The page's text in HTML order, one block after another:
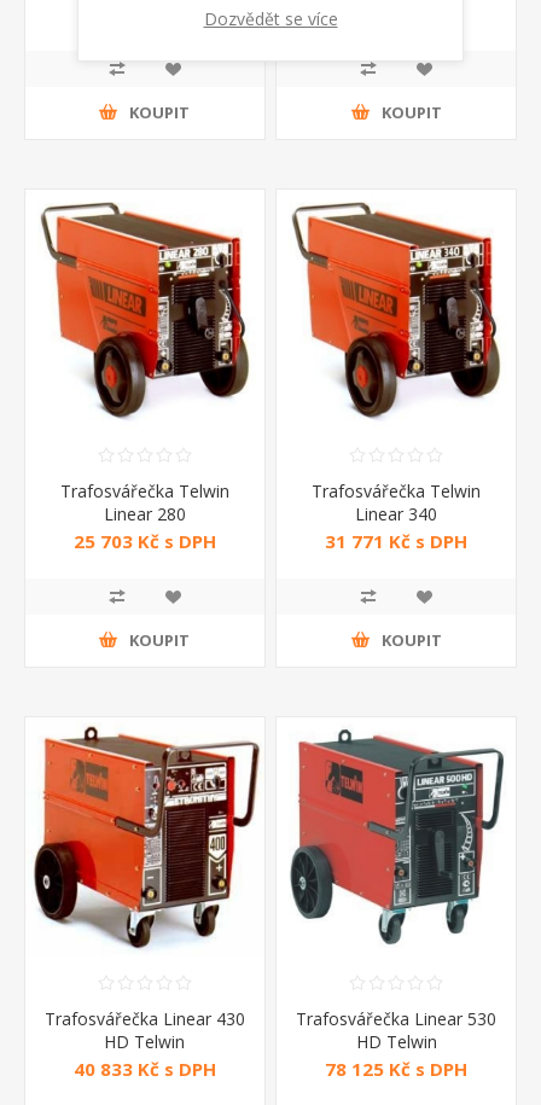
7 552 Kč s DPH
KOUPIT
8 255 Kč s DPH
KOUPIT
Trafosvářečka Telwin
Linear 280
25 703 Kč s DPH
KOUPIT
Trafosvářečka Telwin
Linear 340
31 771 Kč s DPH
KOUPIT
Trafosvářečka Linear 430
HD Telwin
40 833 Kč s DPH
Trafosvářečka Linear 530
HD Telwin
78 125 Kč s DPH
Dozvědět se více